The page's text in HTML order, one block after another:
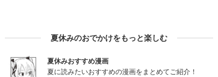
夏休みのおでかけをもっと楽しむ
夏休みおすすめ漫画
夏に読みたいおすすめの漫画をまとめてご紹介！